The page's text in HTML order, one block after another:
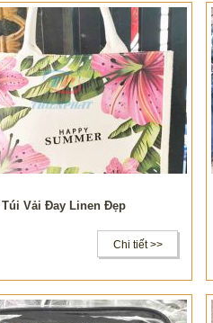
Túi Vải Đay Linen Đẹp
Chi tiết >>